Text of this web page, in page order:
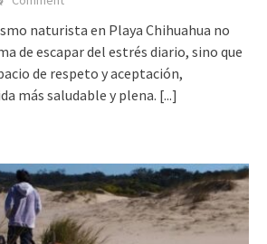
naturista en Playa Chihuahua no
de escapar del estrés diario, sino que
de respeto y aceptación,
más saludable y plena. [...]